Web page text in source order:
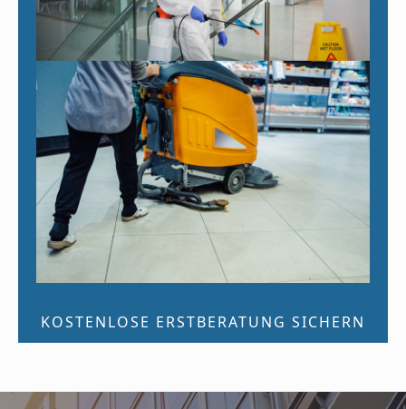
KOSTENLOSE ERSTBERATUNG SICHERN